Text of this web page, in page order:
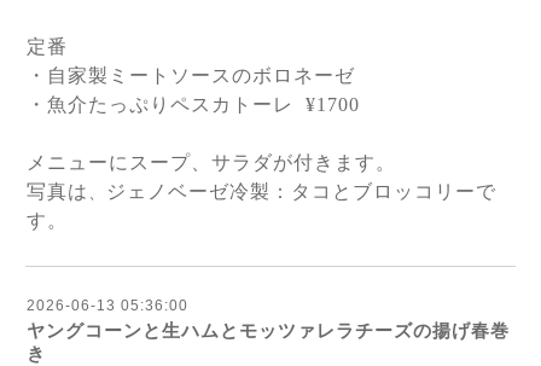
定番
・自家製ミートソースのボロネーゼ
・魚介たっぷりペスカトーレ
¥1700
メニューにスープ、サラダが付きます。
写真は 、
ジェノベーゼ冷製：タコとブロッコリーで
す。
2026-06-13 05:36:00
ヤングコーンと生ハムとモッツァレラチーズの揚げ春巻
き